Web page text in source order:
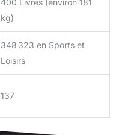
400 Livres (environ 181
kg)
348 323 en Sports et
Loisirs
137